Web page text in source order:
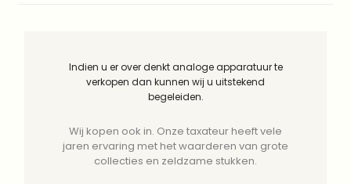
Indien u er over denkt analoge apparatuur te
verkopen dan kunnen wij u uitstekend
begeleiden.
Wij kopen ook in. Onze taxateur heeft vele
jaren ervaring met het waarderen van grote
collecties en zeldzame stukken.